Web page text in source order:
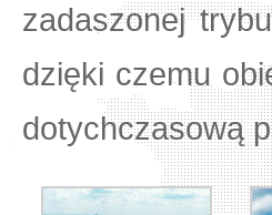
zadaszonej
dzięki czemu
dotychczasową